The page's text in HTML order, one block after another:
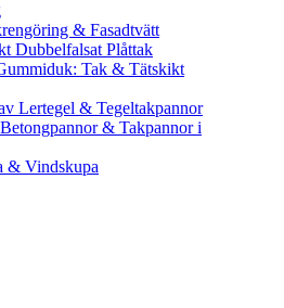
& Fasadtvätt
Dubbelfalsat Plåttak
Tak & Tätskikt
Lertegel & Tegeltakpannor
& Takpannor i
& Vindskupa